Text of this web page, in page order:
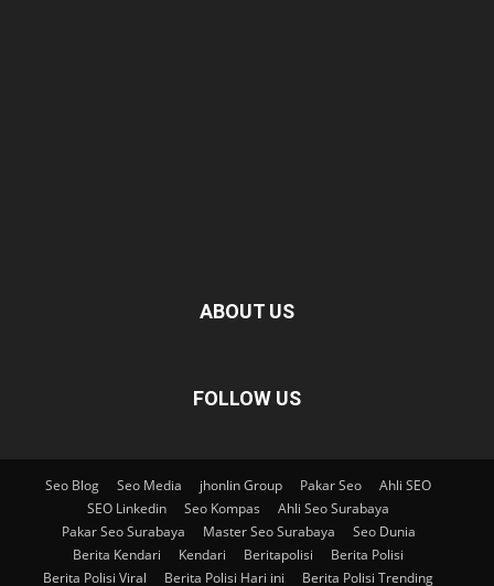
ABOUT US
FOLLOW US
Seo Blog Seo Media jhonlin Group Pakar Seo
Ahli SEO
SEO Linkedin
Seo Kompas
Ahli Seo Surabaya
Pakar Seo Surabaya
Master Seo Surabaya
Seo Dunia
Berita Kendari
Kendari Beritapolisi
Berita Polisi
Berita Polisi Viral
Berita Polisi Hari ini Berita Polisi Trending